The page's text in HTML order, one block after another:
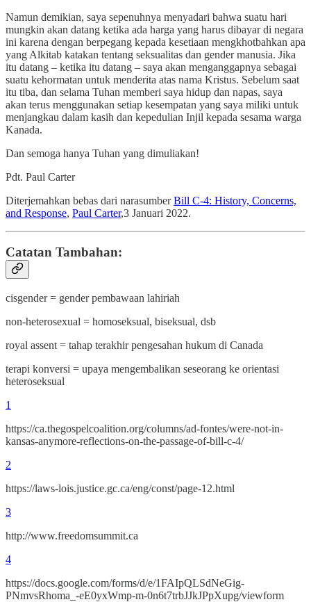
Namun demikian, saya sepenuhnya menyadari bahwa suatu hari
mungkin akan datang ketika ada harga yang harus dibayar di negara
ini karena dengan berpegang kepada kesetiaan mengkhotbahkan apa
yang Alkitab katakan tentang seksualitas dan gender manusia. Jika
itu datang – ketika itu datang – saya akan menganggapnya sebagai
suatu kehormatan untuk menderita atas nama Kristus. Sebelum saat
itu tiba, dan selama Tuhan memberi saya hidup dan napas, saya
akan terus menggunakan setiap kesempatan yang saya miliki untuk
menjangkau dalam kasih dan kepedulian Injil kepada sesama warga
Kanada.
Dan semoga hanya Tuhan yang dimuliakan!
Pdt. Paul Carter
Diterjemahkan bebas dari narasumberBill C-4: History, Concerns,
and Response, Paul Carter,3 Januari 2022.
Catatan Tambahan:
cisgender = gender pembawaan lahiriah
non-heterosexual = homoseksual, biseksual, dsb
royal assent = tahap terakhir pengesahan hukum di Canada
terapi konversi = upaya mengembalikan seseorang ke orientasi
heteroseksual
1
https://ca.thegospelcoalition.org/columns/ad-fontes/were-not-in-
kansas-anymore-reflections-on-the-passage-of-bill-c-4/
2
https://laws-lois.justice.gc.ca/eng/const/page-12.html
3
http://www.freedomsummit.ca
4
https://docs.google.com/forms/d/e/1FAIpQLSdNeGig-
PNmvsRhoma_-eE0yxWmp-m-0n6t7trbJJkJPpXupg/viewform